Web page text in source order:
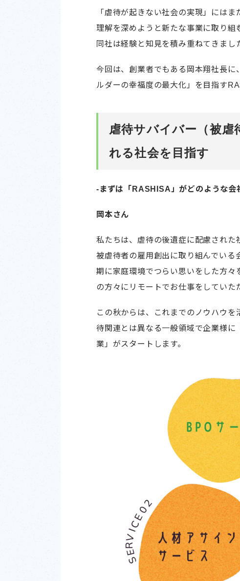
「虐待が起きない社会の実現」には
理解を深めようと新たな事業に取り組
同社は経験と知見を積み重ねてきまし
今回は、創業者でもある岡本翔社長に
ルダーの幸福度の最大化」を目指す
虐待サバイバー（被虐
れる社会を目指す
-まずは「RASHISA」がどのような会
岡本さん
私たちは、虐待の後遺症に配慮され
被虐待者の雇用創出に取り組んでいる
期に家庭環境でつらい思いをした方々
の方々にリモートでお仕事をしていた
この秋からは、これまでのノウハウ
待関連とは異なる一般領域で企業様
業」がスタートします。